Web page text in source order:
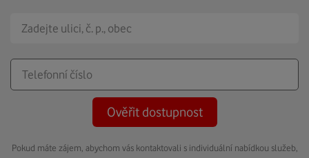
Ověřit dostupnost
Pokud máte zájem, abychom vás kontaktovali s individuální nabídkou služeb,